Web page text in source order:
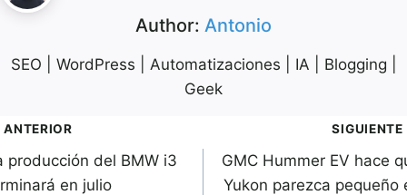
Author: Antonio
SEO | WordPress | Automatizaciones | IA | Blogging |
Geek
ANTERIOR
producción del BMW i3
en julio
SIGUIENTE
GMC Hummer EV hace
Yukon parezca pequeño